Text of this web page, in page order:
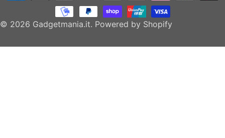
e
© 2026 Gadgetmania.it. Powered by Shopify
pagamento